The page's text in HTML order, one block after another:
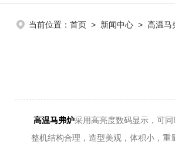
当前位置： 首页 > 新闻中心 > 高温马
高温马弗炉采用高亮度数码显示，可
整机结构合理，造型美观，体积小，重